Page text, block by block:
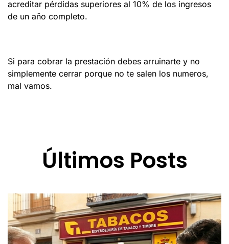
acreditar pérdidas superiores al 10% de los ingresos
de un año completo.
Si para cobrar la prestación debes arruinarte y no
simplemente cerrar porque no te salen los numeros,
mal vamos.
Últimos Posts